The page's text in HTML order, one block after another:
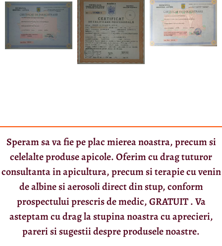
Speram sa va fie pe plac mierea noastra, precum si
celelalte produse apicole. Oferim cu drag tuturor
consultanta in apicultura, precum si terapie cu venin
de albine si aerosoli direct din stup, conform
prospectului prescris de medic, GRATUIT . Va
asteptam cu drag la stupina noastra cu aprecieri,
pareri si sugestii despre produsele noastre.